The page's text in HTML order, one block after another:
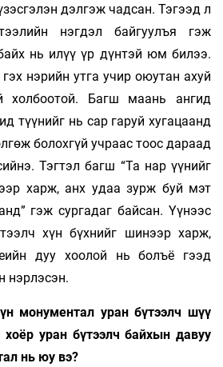
дэлгэж чадсан. Тэгээд л
нэг­дэл байгуулъя гэж
нь илүү үр дүнтэй юм билээ.
нэрийн утга учир оюутан ахуй
холбоотой. Багш маань ангид
түүнийг нь сар гаруй хугацаанд
болохгүй учраас тоос дараад
Тэгтэл багш “Та нар үүнийг
харж, анх удаа зурж буй мэт
гэж сургадаг байсан. Үүнээс
хүн бүхнийг шинээр харж,
дуу хоолой нь болъё гээд
нэрлэсэн.
монументал уран бүтээлч шүү
уран бүтээлч байхын давуу
нь юу вэ?